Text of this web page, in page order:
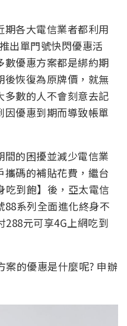
各大電信業者都利用
出單門號快閃優惠活
優惠方案都是綁約期
後恢復為原牌價，就無
數的人不會刻意去記
優惠到期而導致帳單
的困擾並減少電信業
碼的補貼花費，繼台
吃到飽】後，亞太電信
88系列全面進化終身不
288元可享4G上網吃到
案的優惠是什麼呢? 申辦